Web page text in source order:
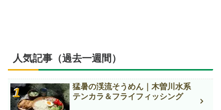
人気記事（過去一週間）
猛暑の渓流そうめん｜木曽川水系
テンカラ＆フライフィッシング